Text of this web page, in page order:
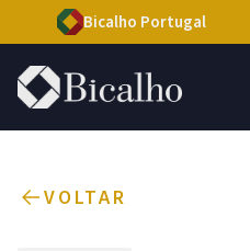
Bicalho Portugal
VOLTAR